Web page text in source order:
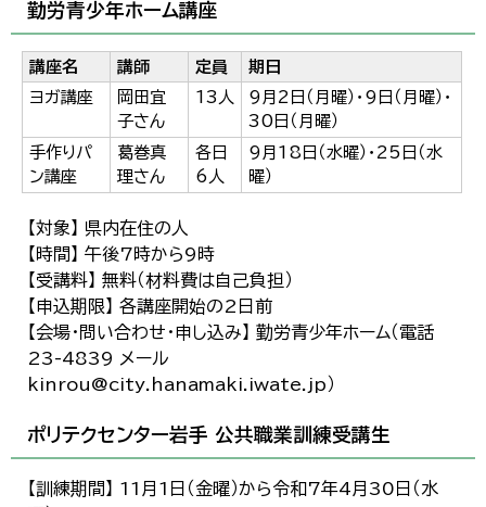
勤労青少年ホーム講座
講座名 講師 定員
期日
ヨガ講座
岡田宜
子さん
13人
9月2日（月曜）・9日（月曜）・
30日（月曜）
手作りパ
ン講座
葛巻真
理さん
各日
6人
9月18日（水曜）・25日（水
曜）
【対象】 県内在住の人
【時間】 午後7時から9時
【受講料】 無料（材料費は自己負担）
【申込期限】 各講座開始の2日前
【会場・問い合わせ・申し込み】 勤労青少年ホーム（電話
23-4839 メール
kinrou@city.hanamaki.iwate.jp）
ポリテクセンター岩手 公共職業訓練受講生
【訓練期間】 11月1日（金曜）から令和7年4月30日（水